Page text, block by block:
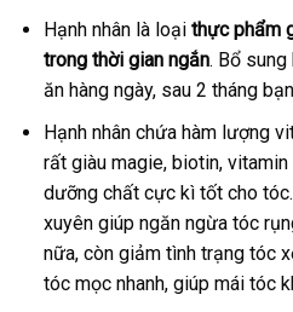
Hạnh nhân là loạithực phẩm
trong thời gian ngắn. Bổ sung
ăn hàng ngày, sau 2 tháng
Hạnh nhân chứa hàm lượng
rất giàu magie, biotin,
dưỡng chất cực kì tốt cho
xuyên giúp ngăn ngừa tóc
nữa, còn giảm tình trạng tóc
tóc mọc nhanh, giúp mái tóc